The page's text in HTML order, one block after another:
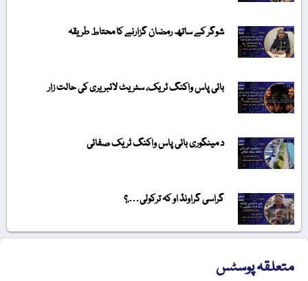
شوگر کے ساتھ رمضان گزارنے کا محتاط طریقہ
بائی پاس واکنگ ٹریک، سٹریٹ لائبریری کی حالت زار
د مینگوری بائی پاس واکنگ ٹریک صفائی
گراسی گراونڈ او کہ ترکولی….؟
متعلقہ پوسٹس